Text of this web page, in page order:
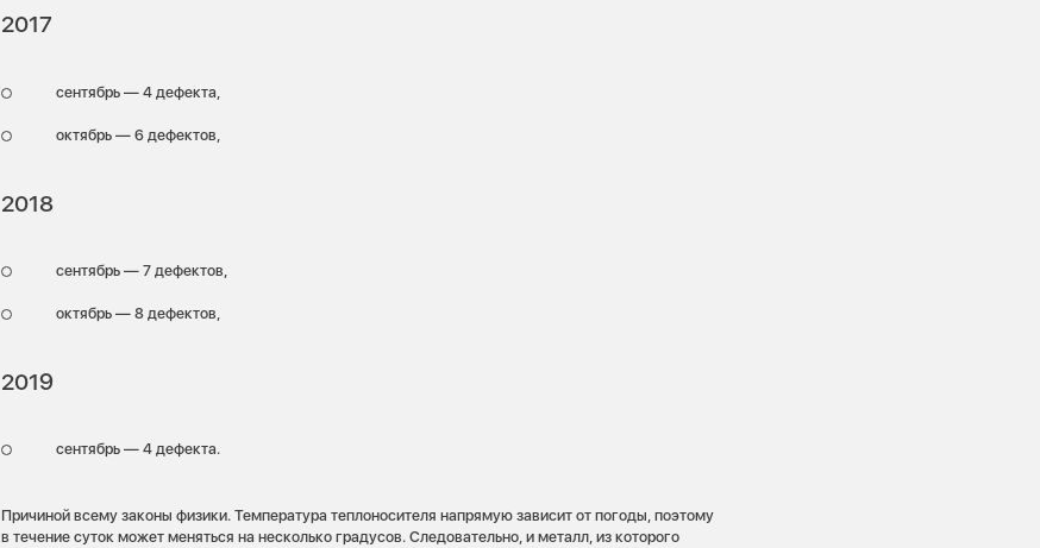
2017
сентябрь — 4 дефекта,
октябрь — 6 дефектов,
2018
сентябрь — 7 дефектов,
октябрь — 8 дефектов,
2019
сентябрь — 4 дефекта.
Причиной всему законы физики. Температура теплоносителя напрямую зависит от погоды, поэтому
в течение суток может меняться на несколько градусов. Следовательно, и металл, из которого